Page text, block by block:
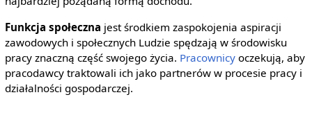
Funkcja społeczna jest środkiem zaspokojenia aspiracji
zawodowych i społecznych Ludzie spędzają w środowisku
pracy znaczną część swojego życia. Pracownicyoczekują, aby
pracodawcy traktowali ich jako partnerów w procesie pracy i
działalności gospodarczej.